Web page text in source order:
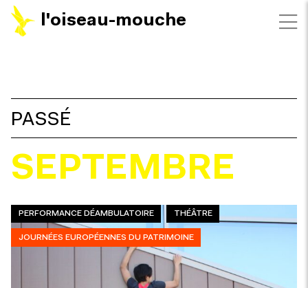
l'oiseau-mouche
FILTRES
PASSÉ
SEPTEMBRE
PERFORMANCE DÉAMBULATOIRE THÉÂTRE
JOURNÉES EUROPÉENNES DU PATRIMOINE